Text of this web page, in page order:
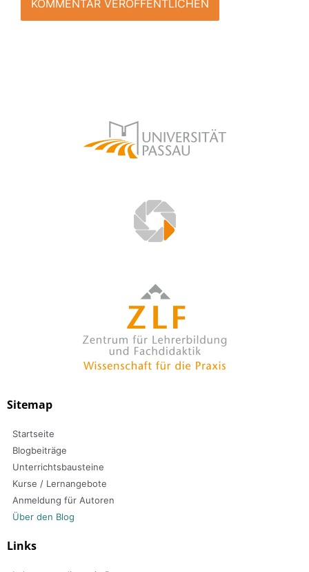
Sitemap
Startseite
Blogbeiträge
Unterrichtsbausteine
Kurse / Lernangebote
Anmeldung für Autoren
Über den Blog
Links